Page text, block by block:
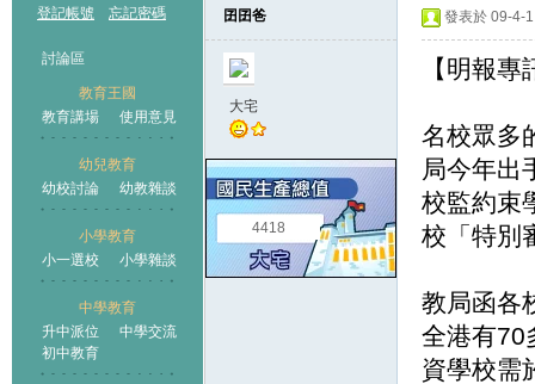
登記帳號 忘記密碼
討論區
教育王國
教育講場
使用意見
幼兒教育
幼校討論
幼教雜談
小學教育
小一選校
小學雜談
中學教育
升中派位
中學交流
初中教育
王國
囝囝爸
大宅
4418
發表於 09-4-
【明報
名校眾多
局今年出
校監約束
校「特別
教局函各
全港有70
資學校需